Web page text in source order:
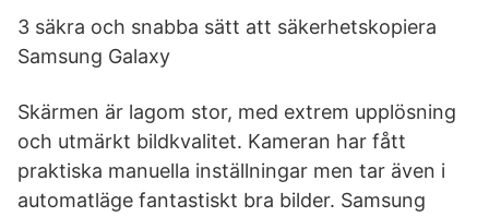
3 säkra och snabba sätt att säkerhetskopiera
Samsung Galaxy
Skärmen är lagom stor, med extrem upplösning
och utmärkt bildkvalitet. Kameran har fått
praktiska manuella inställningar men tar även i
automatläge fantastiskt bra bilder. Samsung